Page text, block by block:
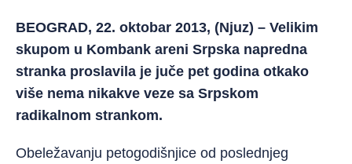
BEOGRAD, 22. oktobar 2013, (Njuz) – Velikim
skupom u Kombank areni Srpska napredna
stranka proslavila je juče pet godina otkako
više nema nikakve veze sa Srpskom
radikalnom strankom.
Obeležavanju petogodišnjice od poslednjeg